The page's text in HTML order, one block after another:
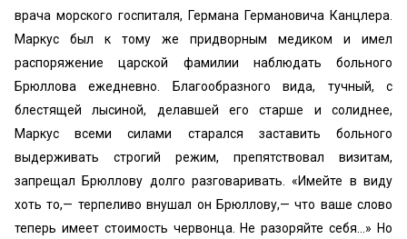
врача морского госпиталя, Германа Германовича Канцлера.
Маркус был к тому же придворным медиком и имел
распоряжение царской фамилии наблюдать больного
Брюллова ежедневно. Благообразного вида, тучный, с
блестящей лысиной, делавшей его старше и солиднее,
Маркус всеми силами старался заставить больного
выдерживать строгий режим, препятствовал визитам,
запрещал Брюллову долго разговаривать. «Имейте в виду
хоть то,— терпеливо внушал он Брюллову,— что ваше слово
теперь имеет стоимость червонца. Не разоряйте себя...» Но